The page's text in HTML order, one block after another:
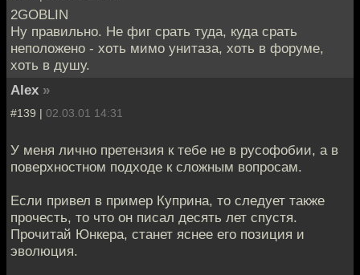
2GOBLIN
Ну правильно. Не фиг срать туда, куда срать
неположено - хоть мимо унитаза, хоть в форуме,
хоть в душу.
Alex »
#139 | 02.03.01 14:31
У меня лично претензия к тебе не в русофобии, а в
поверхностном подходе к сложным вопросам.
Если привел в пример Куприна, то следует также
прочесть, то что он писал десять лет спустя.
Прочитай Юнкера, станет яснее его позиция и
эволюция.